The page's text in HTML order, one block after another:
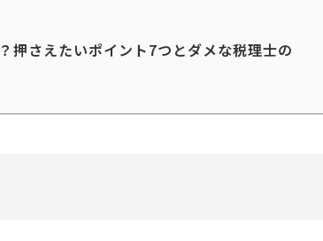
押さえたいポイント7つとダメな税理士の